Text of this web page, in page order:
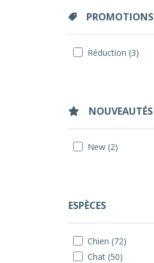
PROMOTIONS
Réduction (3)
NOUVEAUTÉS
New (2)
ESPÈCES
Chien (72)
Chat (50)